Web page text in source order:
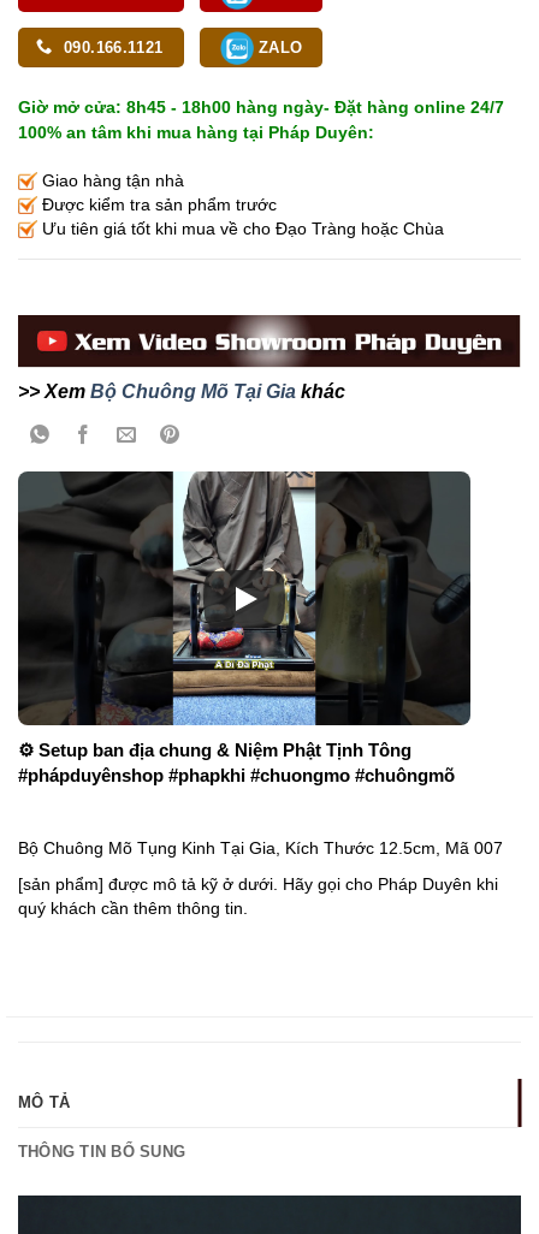
090.166.1121 ZALO
Giờ mở cửa: 8h45 - 18h00 hàng ngày- Đặt hàng online 24/7
100% an tâm khi mua hàng tại Pháp Duyên:
Giao hàng tận nhà
Được kiểm tra sản phẩm trước
Ưu tiên giá tốt khi mua về cho Đạo Tràng hoặc Chùa
>> Xem Bộ Chuông Mõ Tại Gia khác
⚙ Setup ban địa chung & Niệm Phật Tịnh Tông
#phápduyênshop #phapkhi #chuongmo #chuôngmõ
Bộ Chuông Mõ Tụng Kinh Tại Gia, Kích Thước 12.5cm, Mã 007
[sản phẩm] được mô tả kỹ ở dưới. Hãy gọi cho Pháp Duyên khi
quý khách cần thêm thông tin.
MÔ TẢ
THÔNG TIN BỔ SUNG